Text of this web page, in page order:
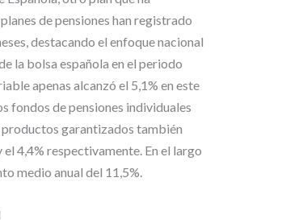
de pensiones han registrado
destacando el enfoque nacional
la bolsa española en el periodo
apenas alcanzó el 5,1% en este
fondos de pensiones individuales
productos garantizados también
4,4% respectivamente. En el largo
medio anual del 11,5%.